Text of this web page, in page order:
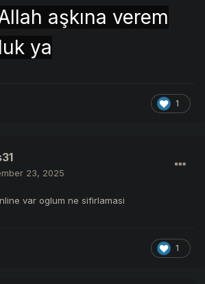
aşkına verem
ya
1
23, 2025
var oglum ne sifirlamasi
1